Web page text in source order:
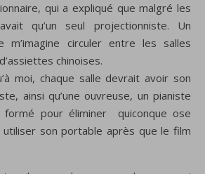
qui a expliqué que malgré les
qu’un seul projectionniste. Un
m’imagine circuler entre les salles
chinoises.
moi, chaque salle devrait avoir son
ainsi qu’une ouvreuse, un pianiste
formé pour éliminer quiconque ose
utiliser son portable après que le film